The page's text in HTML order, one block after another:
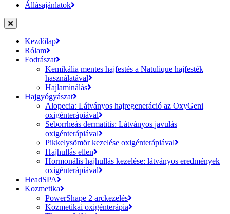
Állásajánlatok
Kezdőlap
Rólam
Fodrászat
Kemikália mentes hajfestés a Natulique hajfesték
használatával
Hajlaminálás
Hajgyógyászat
Alopecia: Látványos hajregeneráció az OxyGeni
oxigénterápiával
Seborrheás dermatitis: Látványos javulás
oxigénterápiával
Pikkelysömör kezelése oxigénterápiával
Hajhullás ellen
Hormonális hajhullás kezelése: látványos eredmények
oxigénterápiával
HeadSPA
Kozmetika
PowerShape 2 arckezelés
Kozmetikai oxigénterápia